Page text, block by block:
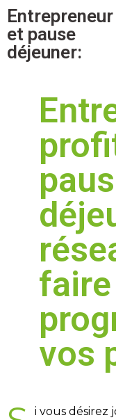
Entrepreneur
et pause
déjeuner:
faire
vos
i vous désirez